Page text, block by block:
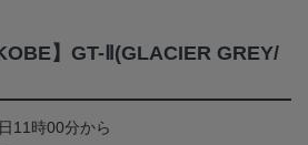
】GT-Ⅱ(GLACIER GREY/
11時00分から